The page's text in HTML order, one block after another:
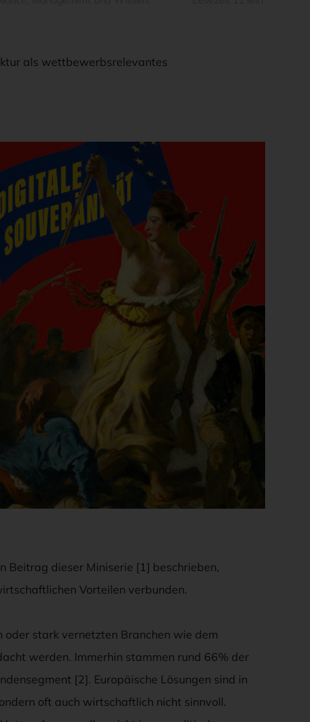
als wettbewerbsrelevantes
Beitrag dieser Miniserie [1] beschrieben,
Vorteilen verbunden.
oder stark vernetzten Branchen wie dem
werden. Immerhin stammen rund 66% der
[2]. Europäische Lösungen sind in
oft auch wirtschaftlich nicht sinnvoll.